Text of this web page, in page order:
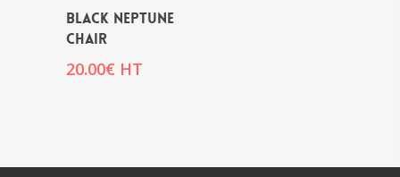
BLACK NEPTUNE
CHAIR
20.00€ HT